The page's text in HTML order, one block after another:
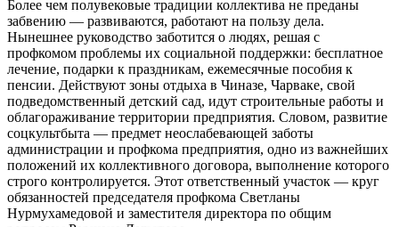
Более чем полувековые традиции коллектива не преданы
забвению — развиваются, работают на пользу дела.
Нынешнее руководство заботится о людях, решая с
профкомом проблемы их социальной поддержки: бесплатное
лечение, подарки к праздникам, ежемесячные пособия к
пенсии. Действуют зоны отдыха в Чиназе, Чарваке, свой
подведомственный детский сад, идут строительные работы и
облагораживание территории предприятия. Словом, развитие
соцкультбыта — предмет неослабевающей заботы
администрации и профкома предприятия, одно из важнейших
положений их коллективного договора, выполнение которого
строго контролируется. Этот ответственный участок — круг
обязанностей председателя профкома Светланы
Нурмухамедовой и заместителя директора по общим